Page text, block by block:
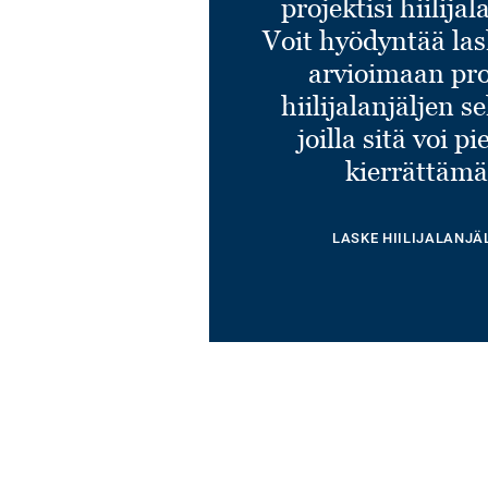
Uni TONIC GREEN
Tuotenumero 26528070
projektisi
Voit hyödyntää
arvioimaan
hiilijalanjäljen
joilla sitä voi
LASKE